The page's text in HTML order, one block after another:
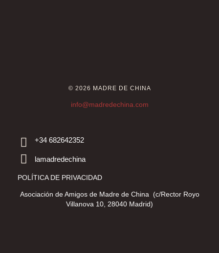
© 2026 MADRE DE CHINA
info@madredechina.com
+34 682642352
lamadredechina
POLÍTICA DE PRIVACIDAD
Asociación de Amigos de Madre de China (c/Rector Royo
Villanova 10, 28040 Madrid)